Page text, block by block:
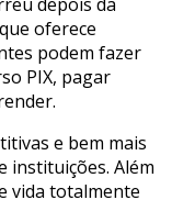
oferece
podem fazer
PIX, pagar
e bem mais
instituições. Além
vida totalmente